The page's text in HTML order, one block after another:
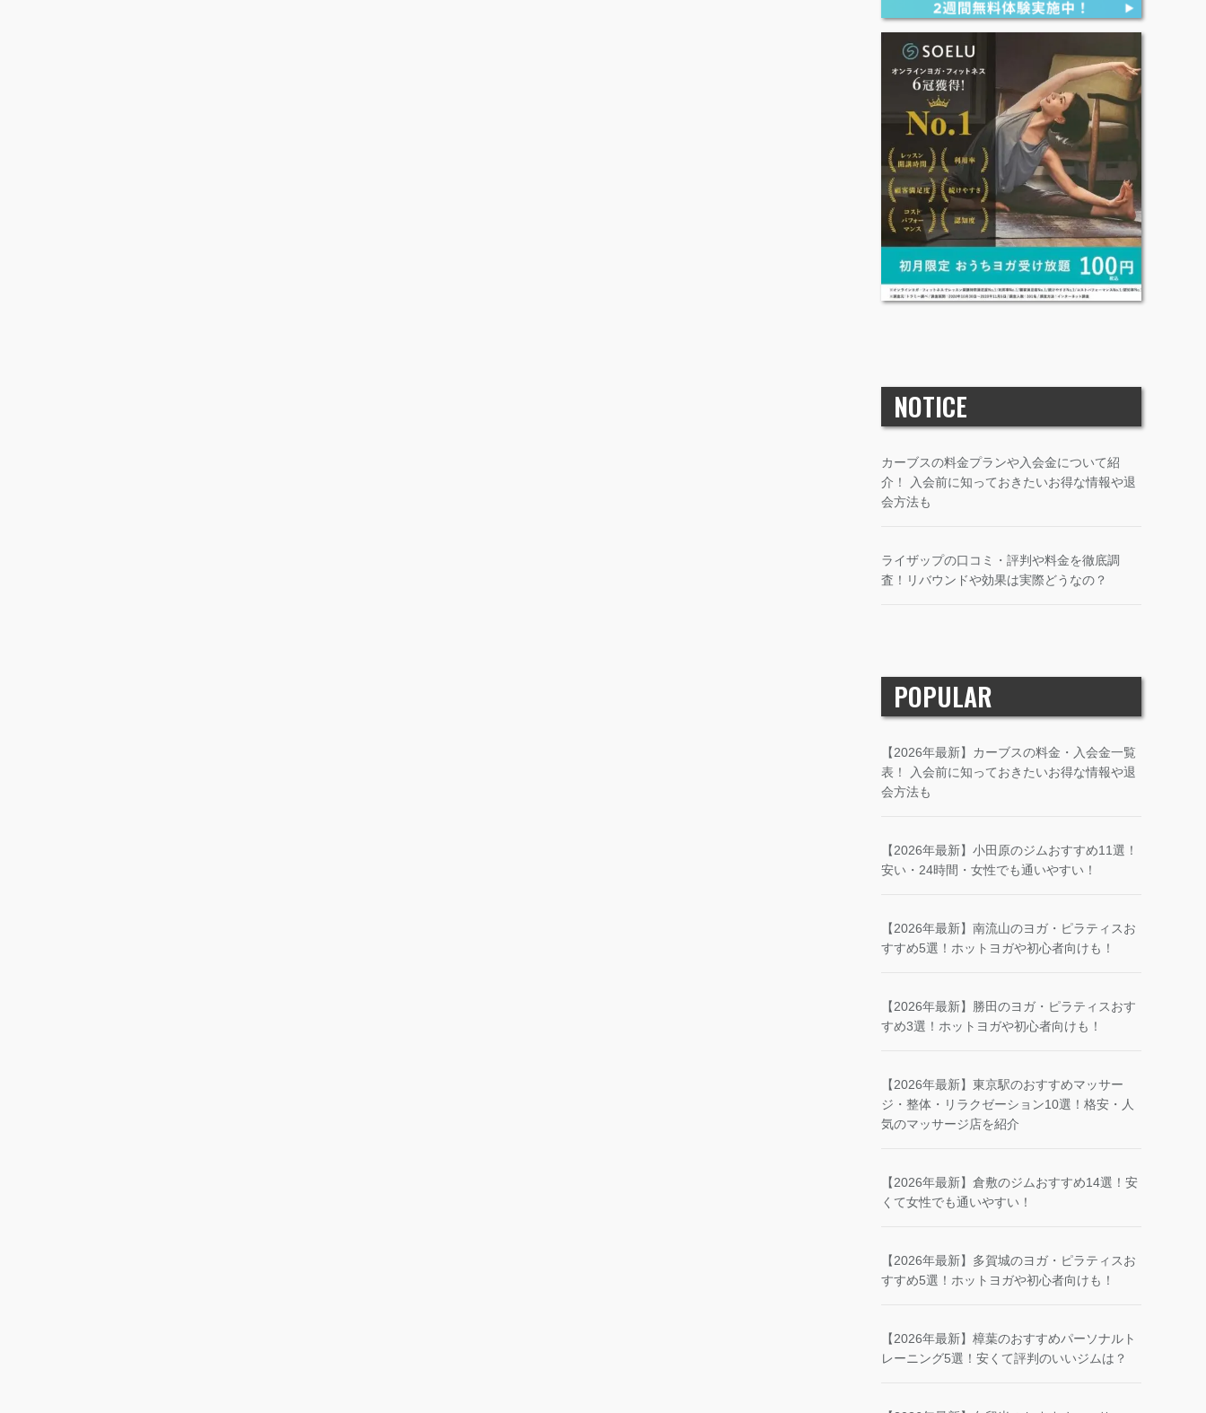
NOTICE
カーブスの料金プランや入会金について紹
介！ 入会前に知っておきたいお得な情報や退
会方法も
ライザップの口コミ・評判や料金を徹底調
査！リバウンドや効果は実際どうなの？
POPULAR
【2026年最新】カーブスの料金・入会金一覧
表！ 入会前に知っておきたいお得な情報や退
会方法も
【2026年最新】小田原のジムおすすめ11選！
安い・24時間・女性でも通いやすい！
【2026年最新】南流山のヨガ・ピラティスお
すすめ5選！ホットヨガや初心者向けも！
【2026年最新】勝田のヨガ・ピラティスおす
すめ3選！ホットヨガや初心者向けも！
【2026年最新】東京駅のおすすめマッサー
ジ・整体・リラクゼーション10選！格安・人
気のマッサージ店を紹介
【2026年最新】倉敷のジムおすすめ14選！安
くて女性でも通いやすい！
【2026年最新】多賀城のヨガ・ピラティスお
すすめ5選！ホットヨガや初心者向けも！
【2026年最新】樟葉のおすすめパーソナルト
レーニング5選！安くて評判のいいジムは？